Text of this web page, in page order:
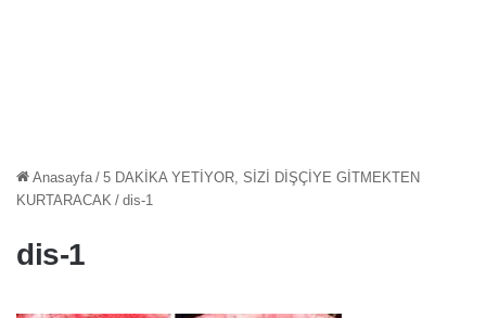
Anasayfa / 5 DAKİKA YETİYOR, SİZİ DİŞÇİYE GİTMEKTEN
KURTARACAK / dis-1
dis-1